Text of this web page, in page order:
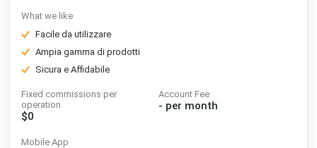
What we like
Facile da utilizzare
Ampia gamma di prodotti
Sicura e Affidabile
Fixed commissions per
operation
$0
Account Fee
- per month
Mobile App